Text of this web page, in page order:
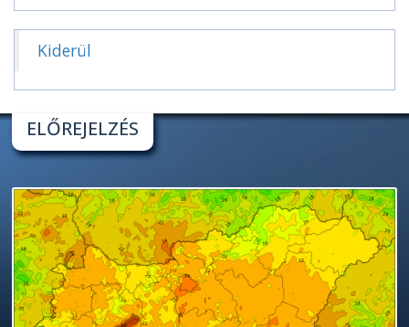
Kiderül
ELŐREJELZÉS